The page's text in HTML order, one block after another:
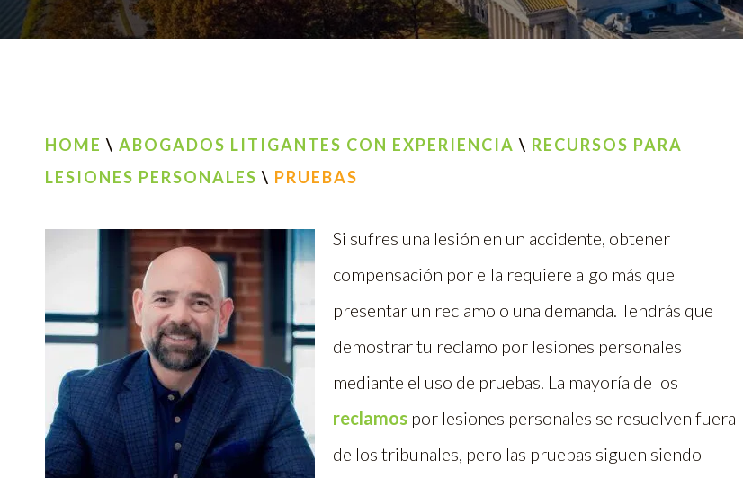
HOME \ ABOGADOS LITIGANTES CON EXPERIENCIA \ RECURSOS PARA
LESIONES PERSONALES \ PRUEBAS
Si sufres una lesión en un accidente, obtener
compensación por ella requiere algo más que
presentar un reclamo o una demanda. Tendrás que
demostrar tu reclamo por lesiones personales
mediante el uso de pruebas. La mayoría de los
reclamos por lesiones personales se resuelven fuera
de los tribunales, pero las pruebas siguen siendo